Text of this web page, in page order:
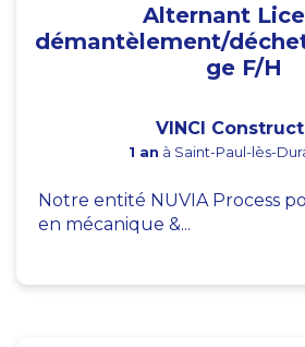
Alternant
démantèlement/
ge F/H
VINCI
1 an à Saint-Paul-lès-
Notre entité NUVIA Process
en mécanique &...